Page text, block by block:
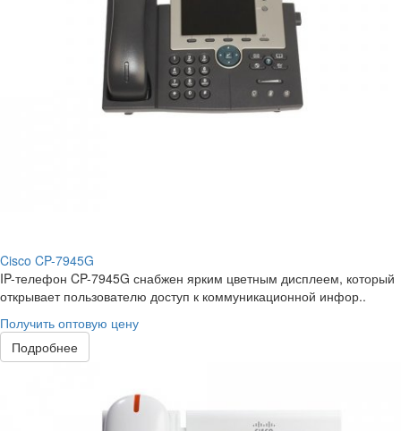
Cisco CP-7945G
IP-телефон CP-7945G снабжен ярким цветным дисплеем, который
открывает пользователю доступ к коммуникационной инфор..
Получить оптовую цену
Подробнее